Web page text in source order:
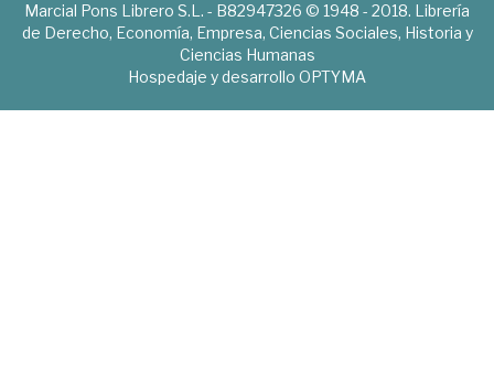
Marcial Pons Librero S.L. - B82947326 © 1948 - 2018. Librería
de Derecho, Economía, Empresa, Ciencias Sociales, Historia y
Ciencias Humanas
Hospedaje y desarrollo OPTYMA